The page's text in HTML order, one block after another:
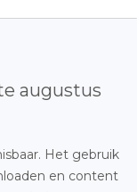
augustus
Het gebruik
en content